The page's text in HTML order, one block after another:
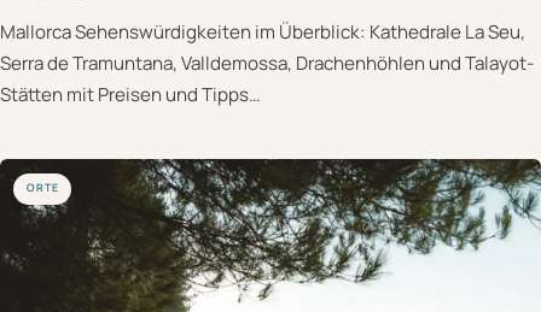
Mallorca Sehenswürdigkeiten im Überblick: Kathedrale La Seu,
Serra de Tramuntana, Valldemossa, Drachenhöhlen und Talayot-
Stätten mit Preisen und Tipps…
ORTE